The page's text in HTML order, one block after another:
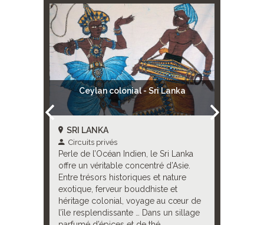
Ceylan colonial - Sri Lanka
SRI LANKA
Circuits privés
Perle de l’Océan Indien, le Sri Lanka
offre un véritable concentré d’Asie.
Entre trésors historiques et nature
exotique, ferveur bouddhiste et
héritage colonial, voyage au cœur de
l’île resplendissante … Dans un sillage